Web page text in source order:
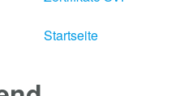
Startseite